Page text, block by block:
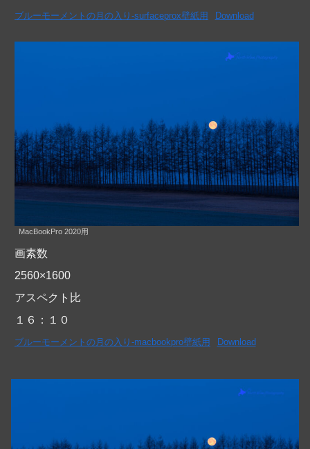
ブルーモーメントの月の入り-surfaceprox壁紙用 Download
MacBookPro 2020用
画素数
2560×1600
アスペクト比
１６：１０
ブルーモーメントの月の入り-macbookpro壁紙用 Download